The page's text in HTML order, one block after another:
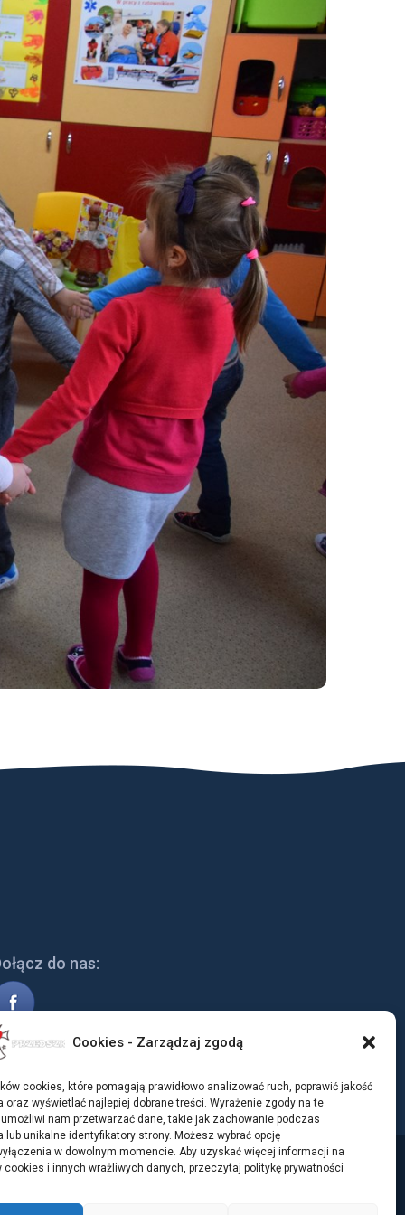
Cookies - Zarządzaj zgodą
cookies, które pomagają prawidłowo analizować ruch, poprawić jakość
oraz wyświetlać najlepiej dobrane treści. Wyrażenie zgody na te
nam przetwarzać dane, takie jak zachowanie podczas
lub unikalne identyfikatory strony. Możesz wybrać opcję
w dowolnym momencie. Aby uzyskać więcej informacji na
cookies i innych wrażliwych danych, przeczytaj politykę prywatności
do nas: